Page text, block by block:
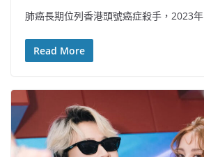
肺癌長期位列香港頭號癌症殺手，2023年
Read More